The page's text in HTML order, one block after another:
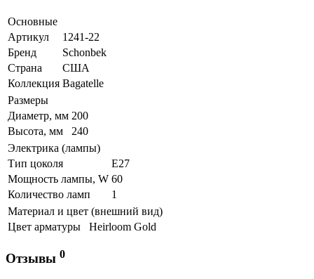
Основные
Артикул
1241-22
Бренд
Schonbek
Страна
США
Коллекция Bagatelle
Размеры
Диаметр, мм 200
Высота, мм
240
Электрика (лампы)
Тип цоколя
Е27
Мощность лампы, W 60
Количество ламп
1
Материал и цвет (внешний вид)
Цвет арматуры
Heirloom Gold
Отзывы 0